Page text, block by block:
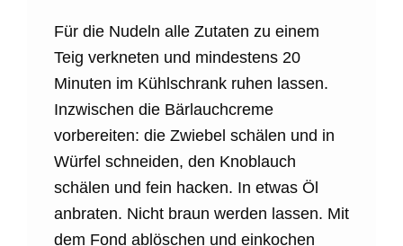
Für die Nudeln alle Zutaten zu einem
Teig verkneten und mindestens 20
Minuten im Kühlschrank ruhen lassen.
Inzwischen die Bärlauchcreme
vorbereiten: die Zwiebel schälen und in
Würfel schneiden, den Knoblauch
schälen und fein hacken. In etwas Öl
anbraten. Nicht braun werden lassen. Mit
dem Fond ablöschen und einkochen